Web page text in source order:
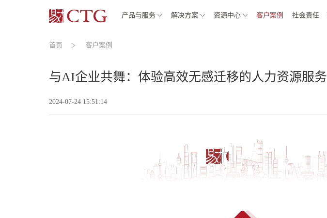
产品与服务 解决方案 资源中心 客户案例 社会责任
首页 客户案例
与AI企业共舞：体验高效无感迁移的人力资源服务
2024-07-24 15:51:14